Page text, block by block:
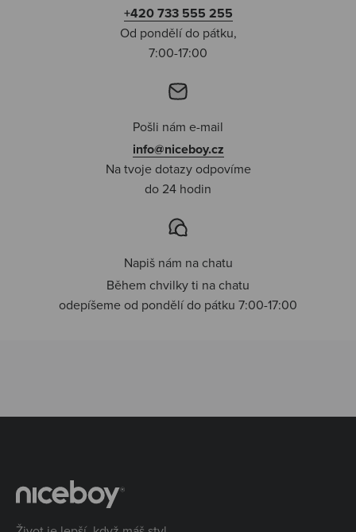
+420 733 555 255
Od pondělí do pátku,
7:00-17:00
Pošli nám e-mail
info@niceboy.cz
Na tvoje dotazy odpovíme
do 24 hodin
Napiš nám na chatu
Během chvilky ti na chatu
odepíšeme od pondělí do pátku 7:00-17:00